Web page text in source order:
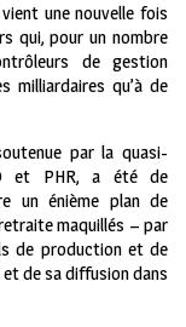
une nouvelle fois
qui, pour un nombre
de gestion
milliardaires qu’à de
par la quasi-
et PHR, a été de
un énième plan de
maquillés – par
de production et de
de sa diffusion dans